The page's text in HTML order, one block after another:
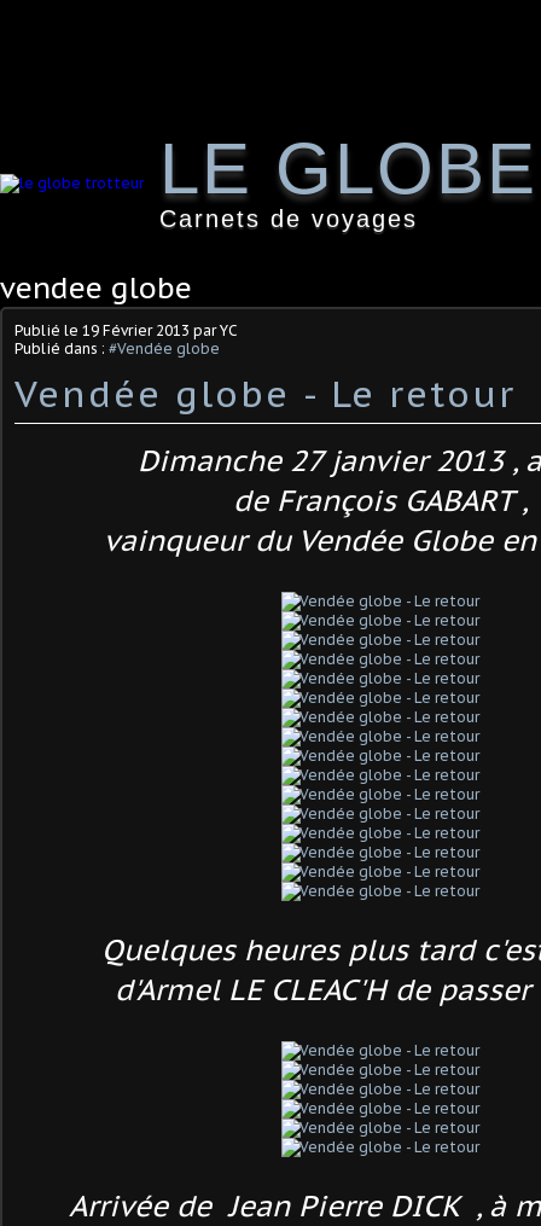
LE
Carnets de voyages
vendee globe
Publié le 19 Février 2013 par YC
Publié dans : #Vendée globe
Vendée globe - Le retour
Dimanche 27 janvier 2013 ,
de François GABART ,
vainqueur du Vendée Globe
Quelques heures plus tard
d'Armel LE CLEAC'H de
Arrivée de Jean Pierre DICK , à